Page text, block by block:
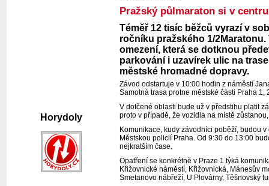
Horydoly
Pražský půlmaraton si v
Téměř 12 tisíc běžců vyrazí v
ročníku pražského 1/
omezení, která se dotknou
parkování i uzavírek ulic na
městské hromadné dopravy.
Závod odstartuje v 10:00 hodin z náměstí
Samotná trasa protne městské části Praha
V dotčené oblasti bude už v předstihu platit
proto v případě, že vozidla na místě
Komunikace, kudy závodníci poběží, budou
Městskou policií Praha. Od 9:30 do 13:00
nejkratším čase.
Opatření se konkrétně v Praze 1 týká
Křižovnické náměstí, Křižovnická, Mánesův
Smetanovo nábřeží, U Plovárny, Těšnovský